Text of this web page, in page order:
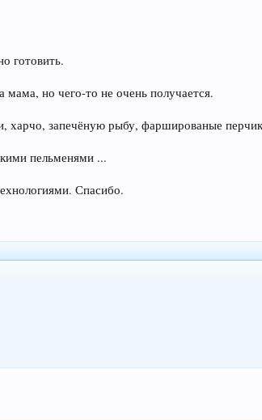
готовить.
мама, но чего-то не очень получается.
харчо, запечёную рыбу, фаршированые
пельменями ...
Спасибо.